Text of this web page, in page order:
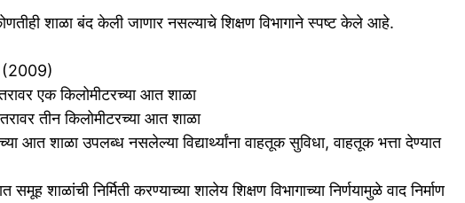
शाळा बंद केली जाणार नसल्याचे शिक्षण विभागाने स्पष्ट केले आहे.
(2009)
एक किलोमीटरच्या आत शाळा
तीन किलोमीटरच्या आत शाळा
आत शाळा उपलब्ध नसलेल्या विद्यार्थ्यांना वाहतूक सुविधा, वाहतूक भत्ता देण्यात
समूह शाळांची निर्मिती करण्याच्या शालेय शिक्षण विभागाच्या निर्णयामुळे वाद निर्माण